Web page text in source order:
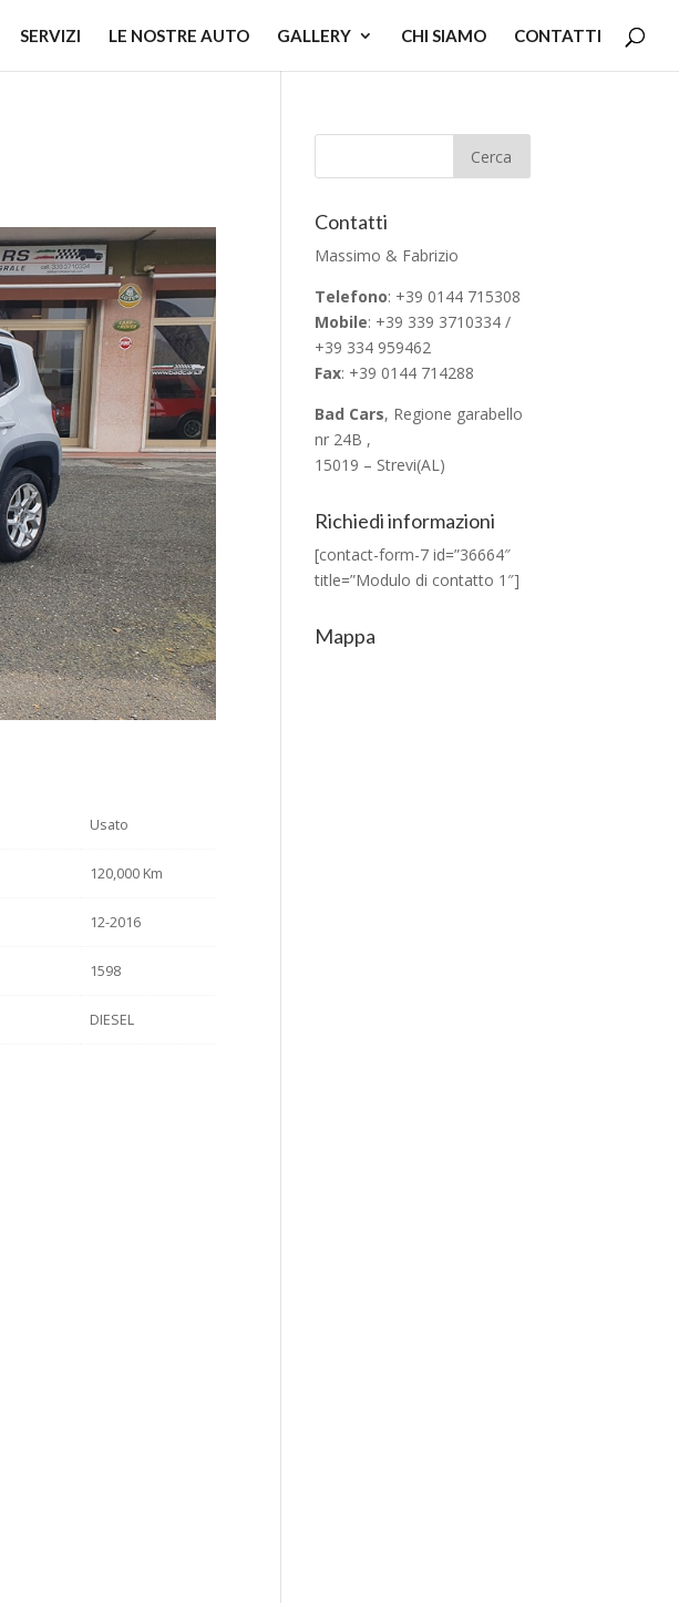
SERVIZI LE NOSTRE AUTO GALLERY CHI SIAMO CONTATTI
Usato
120,000 Km
12-2016
1598
DIESEL
Contatti
Massimo & Fabrizio
Telefono: +39 0144 715308
Mobile: +39 339 3710334 /
+39 334 959462
Fax: +39 0144 714288
Bad Cars, Regione garabello
nr 24B ,
15019 – Strevi(AL)
Richiedi informazioni
[contact-form-7 id=”36664″
title=”Modulo di contatto 1″]
Mappa